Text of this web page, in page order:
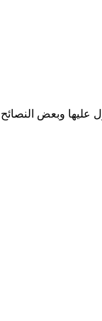
وبعض النصائح